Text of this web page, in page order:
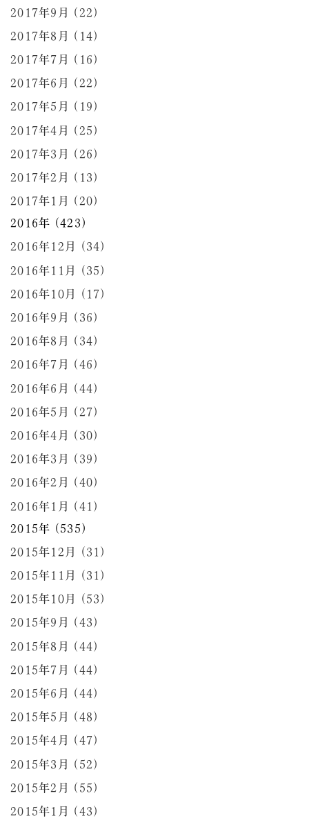
2017年9月 (22)
2017年8月 (14)
2017年7月 (16)
2017年6月 (22)
2017年5月 (19)
2017年4月 (25)
2017年3月 (26)
2017年2月 (13)
2017年1月 (20)
2016年 (423)
2016年12月 (34)
2016年11月 (35)
2016年10月 (17)
2016年9月 (36)
2016年8月 (34)
2016年7月 (46)
2016年6月 (44)
2016年5月 (27)
2016年4月 (30)
2016年3月 (39)
2016年2月 (40)
2016年1月 (41)
2015年 (535)
2015年12月 (31)
2015年11月 (31)
2015年10月 (53)
2015年9月 (43)
2015年8月 (44)
2015年7月 (44)
2015年6月 (44)
2015年5月 (48)
2015年4月 (47)
2015年3月 (52)
2015年2月 (55)
2015年1月 (43)